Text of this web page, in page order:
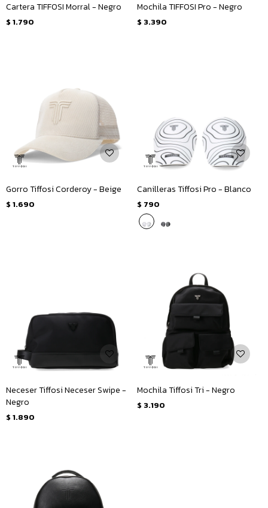
Cartera TIFFOSI Morral - Negro
$ 1.790
Mochila TIFFOSI Pro - Negro
$ 3.390
Gorro Tiffosi Corderoy - Beige
$ 1.690
Canilleras Tiffosi Pro - Blanco
$ 790
Neceser Tiffosi Neceser Swipe -
Negro
$ 1.890
Mochila Tiffosi Tri - Negro
$ 3.190